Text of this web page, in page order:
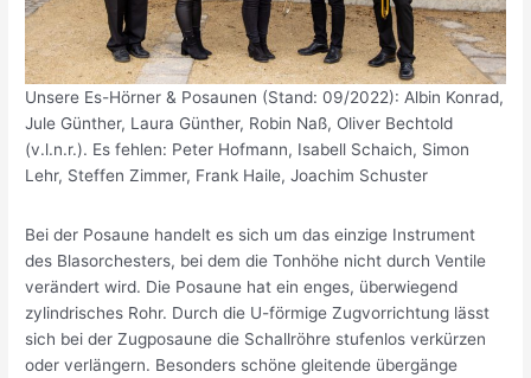
Unsere Es-Hörner & Posaunen (Stand: 09/2022): Albin Konrad,
Jule Günther, Laura Günther, Robin Naß, Oliver Bechtold
(v.l.n.r.). Es fehlen: Peter Hofmann, Isabell Schaich, Simon
Lehr, Steffen Zimmer, Frank Haile, Joachim Schuster
Bei der Posaune handelt es sich um das einzige Instrument
des Blasorchesters, bei dem die Tonhöhe nicht durch Ventile
verändert wird. Die Posaune hat ein enges, überwiegend
zylindrisches Rohr. Durch die U-förmige Zugvorrichtung lässt
sich bei der Zugposaune die Schallröhre stufenlos verkürzen
oder verlängern. Besonders schöne gleitende übergänge